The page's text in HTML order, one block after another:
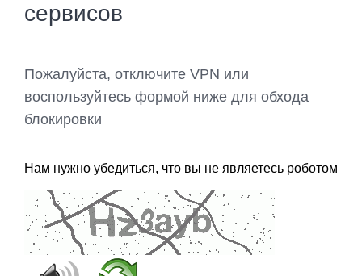
сервисов
Пожалуйста, отключите VPN или
воспользуйтесь формой ниже для обхода
блокировки
Нам нужно убедиться, что вы не являетесь роботом